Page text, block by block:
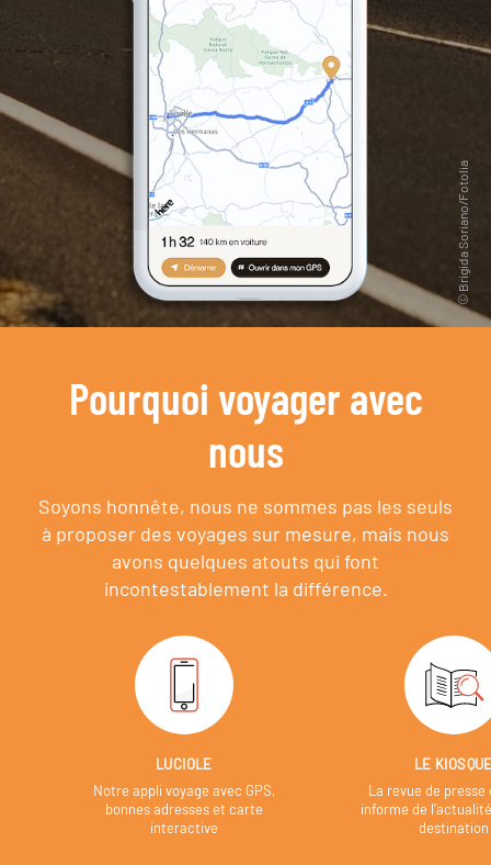
Pourquoi voyager avec
nous
Soyons honnête, nous ne sommes pas les seuls
à proposer des voyages sur mesure, mais nous
avons quelques atouts qui font
incontestablement la différence.
LUCIOLE
Notre appli voyage avec GPS,
bonnes adresses et carte
interactive
LE
La revue de presse
informe de
destination